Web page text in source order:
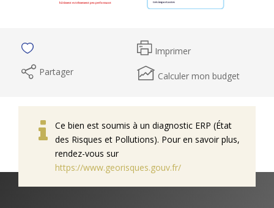
Imprimer
Partager
Calculer mon budget
Ce bien est soumis à un diagnostic ERP (État
des Risques et Pollutions). Pour en savoir plus,
rendez-vous sur
https://www.georisques.gouv.fr/